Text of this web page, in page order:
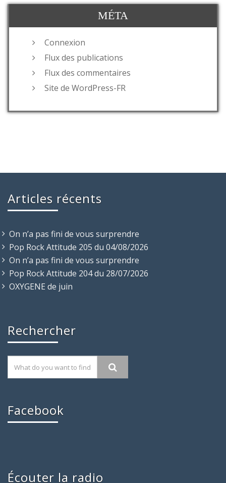
MÉTA
Connexion
Flux des publications
Flux des commentaires
Site de WordPress-FR
Articles récents
On n’a pas fini de vous surprendre
Pop Rock Attitude 205 du 04/08/2026
On n’a pas fini de vous surprendre
Pop Rock Attitude 204 du 28/07/2026
OXYGENE de juin
Rechercher
Facebook
Écouter la radio